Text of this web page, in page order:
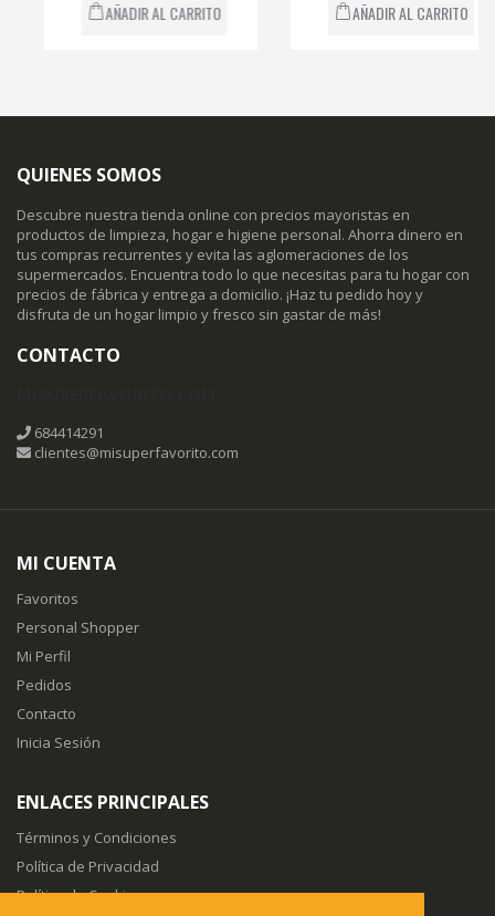
AÑADIR AL CARRITO AÑADIR AL CARRITO
QUIENES SOMOS
Descubre nuestra tienda online con precios mayoristas en
productos de limpieza, hogar e higiene personal. Ahorra dinero en
tus compras recurrentes y evita las aglomeraciones de los
supermercados. Encuentra todo lo que necesitas para tu hogar con
precios de fábrica y entrega a domicilio. ¡Haz tu pedido hoy y
disfruta de un hogar limpio y fresco sin gastar de más!
CONTACTO
684414291
clientes@misuperfavorito.com
MI CUENTA
Favoritos
Personal Shopper
Mi Perfil
Pedidos
Contacto
Inicia Sesión
ENLACES PRINCIPALES
Términos y Condiciones
Política de Privacidad
Política de Cookies